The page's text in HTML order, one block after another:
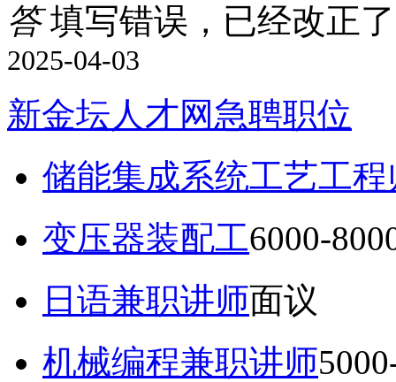
答填写错误，已经改正了
2025-04-03
新金坛人才网急聘职位
储能集成系统工艺工程
变压器装配工6000-
日语兼职讲师面议
机械编程兼职讲师